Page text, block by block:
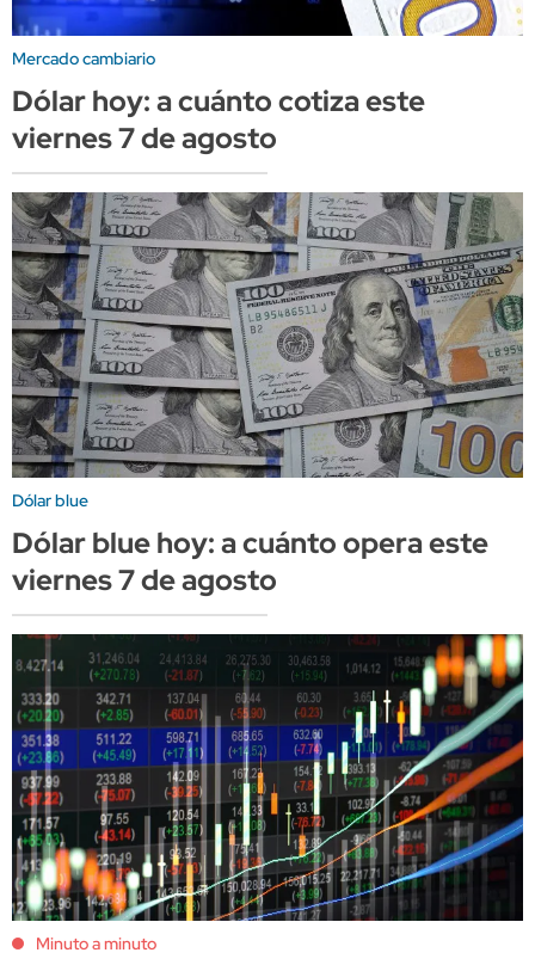
Mercado cambiario
Dólar hoy: a cuánto cotiza este
viernes 7 de agosto
Dólar blue
Dólar blue hoy: a cuánto opera este
viernes 7 de agosto
Minuto a minuto